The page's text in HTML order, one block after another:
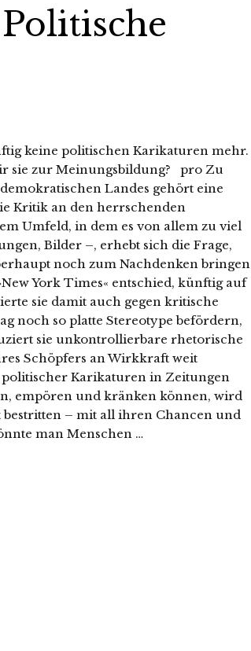
keine politischen Karikaturen mehr.
sie zur Meinungsbildung? pro Zu
Landes gehört eine
Kritik an den herrschenden
Umfeld, in dem es von allem zu viel
Bilder –, erhebt sich die Frage,
noch zum Nachdenken bringen
York Times« entschied, künftig auf
sie damit auch gegen kritische
noch so platte Stereotype befördern,
sie unkontrollierbare rhetorische
Schöpfers an Wirkkraft weit
politischer Karikaturen in Zeitungen
empören und kränken können, wird
– mit all ihren Chancen und
man Menschen …